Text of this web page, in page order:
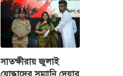
সাতক্ষীরায় জুলাই
যোদ্ধাদের সম্মানি দেয়ার